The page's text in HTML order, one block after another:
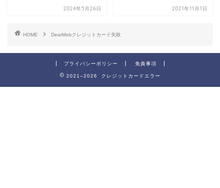
2024年5月26日 2021年11月1日
HOME DearMobクレジットカード失敗
プライバシーポリシー 免責事項
2021–2026 クレジットカードエラー